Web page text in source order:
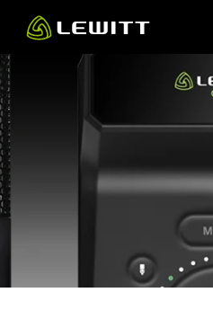
main
content